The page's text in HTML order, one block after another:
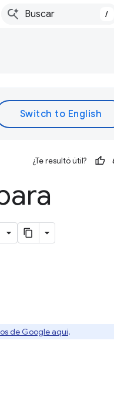
/
¿Te resultó útil?
de Google aquí.